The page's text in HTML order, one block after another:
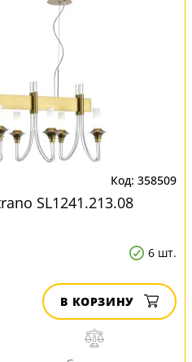
358509
SL1241.213.08
6 шт.
В КОРЗИНУ